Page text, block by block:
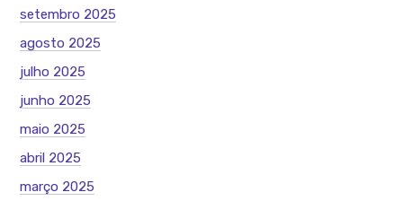
setembro 2025
agosto 2025
julho 2025
junho 2025
maio 2025
abril 2025
março 2025